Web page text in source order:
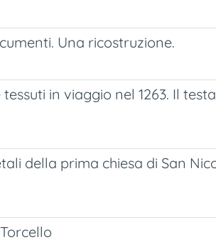
Una ricostruzione.
in viaggio nel 1263. Il
della prima chiesa di San